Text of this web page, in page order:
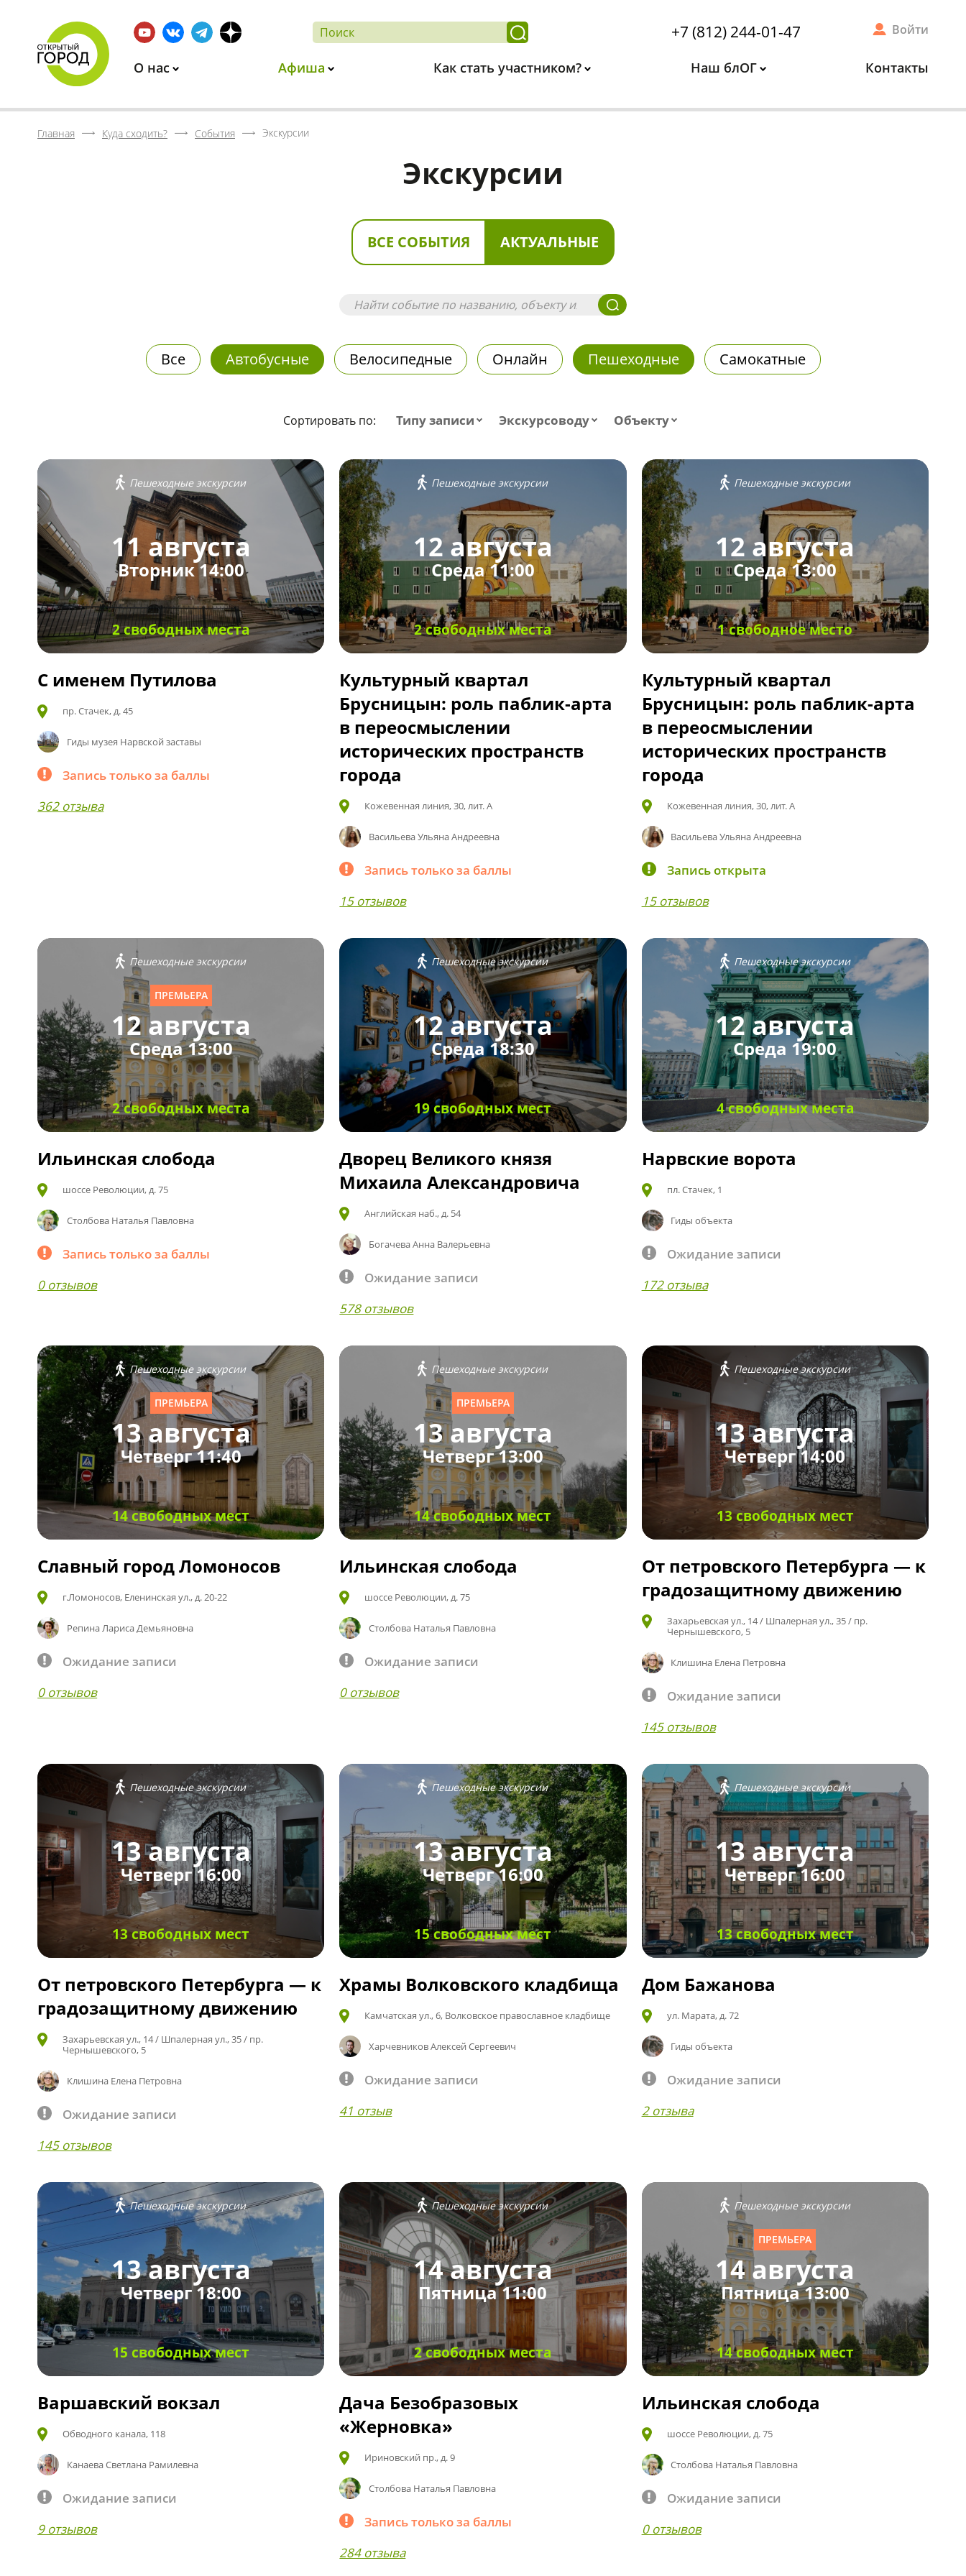
+7 (812) 244-01-47 Войти
О нас Афиша Как стать участником? Наш блОГ Контакты
Главная Куда сходить? События Экскурсии
Экскурсии
ВСЕ СОБЫТИЯ АКТУАЛЬНЫЕ
Все Автобусные Велосипедные Онлайн Пешеходные Самокатные
Сортировать по: Типу записи Экскурсоводу Объекту
Пешеходные экскурсии
11 августа
Вторник 14:00
2 свободных места
С именем Путилова
пр. Стачек, д. 45
Гиды музея Нарвской заставы
Запись только за баллы
362 отзыва
Пешеходные экскурсии
12 августа
Среда 11:00
2 свободных места
Культурный квартал
Брусницын: роль паблик-арта
в переосмыслении
исторических пространств
города
Кожевенная линия, 30, лит. А
Васильева Ульяна Андреевна
Запись только за баллы
15 отзывов
Пешеходные экскурсии
12 августа
Среда 13:00
1 свободное место
Культурный квартал
Брусницын: роль паблик-арта
в переосмыслении
исторических пространств
города
Кожевенная линия, 30, лит. А
Васильева Ульяна Андреевна
Запись открыта
15 отзывов
Пешеходные экскурсии
ПРЕМЬЕРА
12 августа
Среда 13:00
2 свободных места
Ильинская слобода
шоссе Революции, д. 75
Столбова Наталья Павловна
Запись только за баллы
0 отзывов
Пешеходные экскурсии
12 августа
Среда 18:30
19 свободных мест
Дворец Великого князя
Михаила Александровича
Английская наб., д. 54
Богачева Анна Валерьевна
Ожидание записи
578 отзывов
Пешеходные экскурсии
12 августа
Среда 19:00
4 свободных места
Нарвские ворота
пл. Стачек, 1
Гиды объекта
Ожидание записи
172 отзыва
Пешеходные экскурсии
ПРЕМЬЕРА
13 августа
Четверг 11:40
14 свободных мест
Славный город Ломоносов
г.Ломоносов, Еленинская ул., д. 20-22
Репина Лариса Демьяновна
Ожидание записи
0 отзывов
Пешеходные экскурсии
ПРЕМЬЕРА
13 августа
Четверг 13:00
14 свободных мест
Ильинская слобода
шоссе Революции, д. 75
Столбова Наталья Павловна
Ожидание записи
0 отзывов
Пешеходные экскурсии
13 августа
Четверг 14:00
13 свободных мест
От петровского Петербурга — к
градозащитному движению
Захарьевская ул., 14 / Шпалерная ул., 35 / пр.
Чернышевского, 5
Клишина Елена Петровна
Ожидание записи
145 отзывов
Пешеходные экскурсии
13 августа
Четверг 16:00
13 свободных мест
От петровского Петербурга — к
градозащитному движению
Захарьевская ул., 14 / Шпалерная ул., 35 / пр.
Чернышевского, 5
Клишина Елена Петровна
Ожидание записи
145 отзывов
Пешеходные экскурсии
13 августа
Четверг 16:00
15 свободных мест
Храмы Волковского кладбища
Камчатская ул., 6, Волковское православное кладбище
Харчевников Алексей Сергеевич
Ожидание записи
41 отзыв
Пешеходные экскурсии
13 августа
Четверг 16:00
13 свободных мест
Дом Бажанова
ул. Марата, д. 72
Гиды объекта
Ожидание записи
2 отзыва
Пешеходные экскурсии
13 августа
Четверг 18:00
15 свободных мест
Варшавский вокзал
Обводного канала, 118
Канаева Светлана Рамилевна
Ожидание записи
9 отзывов
Пешеходные экскурсии
14 августа
Пятница 11:00
2 свободных места
Дача Безобразовых
«Жерновка»
Ириновский пр., д. 9
Столбова Наталья Павловна
Запись только за баллы
284 отзыва
Пешеходные экскурсии
ПРЕМЬЕРА
14 августа
Пятница 13:00
14 свободных мест
Ильинская слобода
шоссе Революции, д. 75
Столбова Наталья Павловна
Ожидание записи
0 отзывов